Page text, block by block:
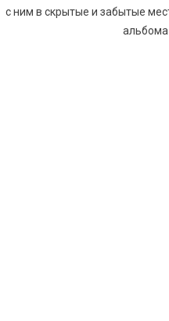
с ним в скрытые и забытые
альбома